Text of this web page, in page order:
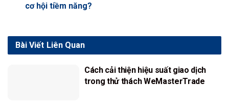
cơ hội tiềm năng?
Liên Quan
Bài Viết
Cách cải thiện hiệu suất giao dịch
trong thử thách WeMasterTrade